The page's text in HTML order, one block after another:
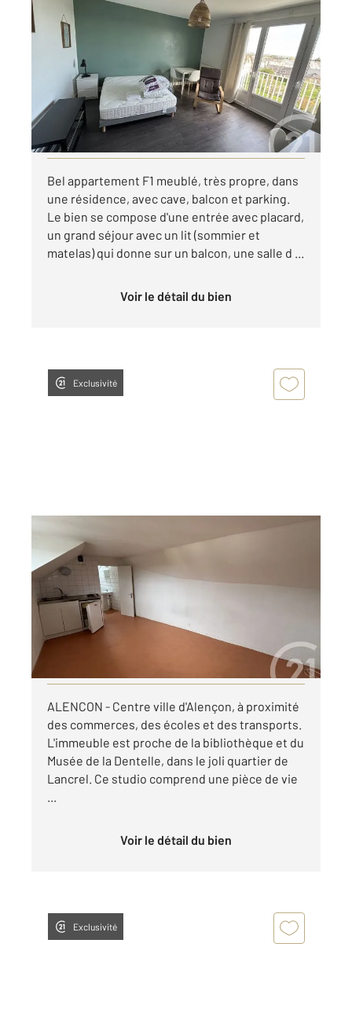
ALENCON 61
33,26 m
Ref : 3547
Appartement F1 à louer
525 €
par mois charges comprises
Visiter le site dédié
Bel appartement F1 meublé, très propre, dans
une résidence, avec cave, balcon et parking.
Le bien se compose d'une entrée avec placard,
un grand séjour avec un lit (sommier et
matelas) qui donne sur un balcon, une salle d ...
Voir le détail du bien
Exclusivité
ALENCON 61
13,80 m
2, 1 pièce
Ref : 3436
Appartement Studio à louer
220 €
par mois charges comprises
ALENCON - Centre ville d'Alençon, à proximité
des commerces, des écoles et des transports.
L'immeuble est proche de la bibliothèque et du
Musée de la Dentelle, dans le joli quartier de
Lancrel. Ce studio comprend une pièce de vie
Voir le détail du bien
Exclusivité